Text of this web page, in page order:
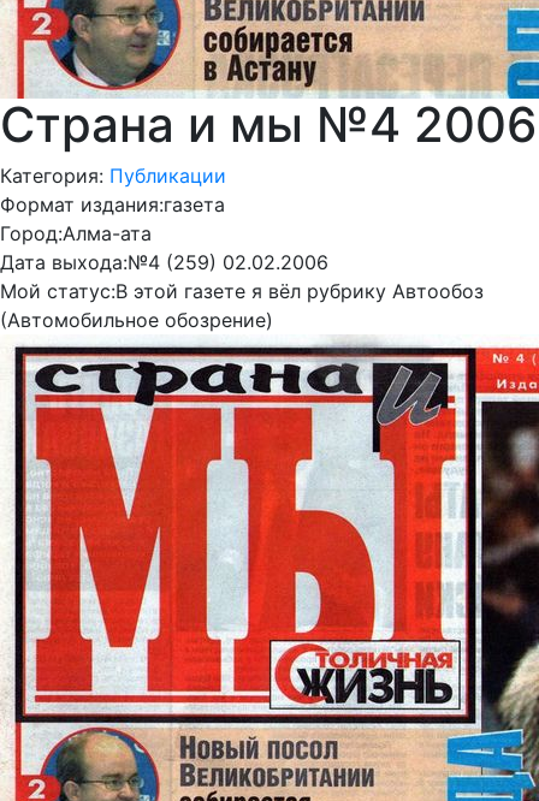
Страна и мы №4 2006
Категория: Публикации
Формат издания:газета
Город:Алма-ата
Дата выхода:№4 (259) 02.02.2006
Мой статус:В этой газете я вёл рубрику Автообоз
(Автомобильное обозрение)